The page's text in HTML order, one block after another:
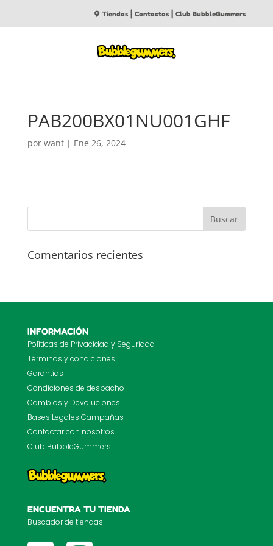
Tiendas |Contactos |Club BubbleGummers
PAB200BX01NU001GHF
por want| Ene 26, 2024
Comentarios recientes
INFORMACIÓN
Políticas de Privacidad y Seguridad
Términos y condiciones
Garantías
Condiciones de despacho
Cambios y Devoluciones
Bases Legales Campañas
Contactar con nosotros
Club BubbleGummers
ENCUENTRA TU TIENDA
Buscador de tiendas